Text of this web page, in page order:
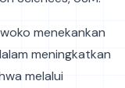
menekankan
meningkatkan
melalui